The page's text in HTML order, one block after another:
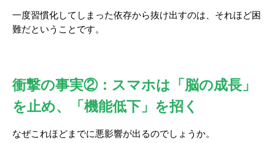
一度習慣化してしまった依存から抜け出すのは、それほど困
難だということです。
衝撃の事実②：スマホは「脳の成長」
を止め、「機能低下」を招く
なぜこれほどまでに悪影響が出るのでしょうか。